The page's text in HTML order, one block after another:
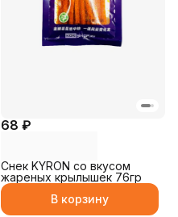
68 ₽
Снек KYRON со вкусом
жареных крылышек 76гр
В корзину